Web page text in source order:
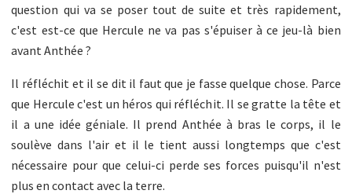
question qui va se poser tout de suite et très rapidement,
c'est est-ce que Hercule ne va pas s'épuiser à ce jeu-là bien
avant Anthée ?
Il réfléchit et il se dit il faut que je fasse quelque chose. Parce
que Hercule c'est un héros qui réfléchit. Il se gratte la tête et
il a une idée géniale. Il prend Anthée à bras le corps, il le
soulève dans l'air et il le tient aussi longtemps que c'est
nécessaire pour que celui-ci perde ses forces puisqu'il n'est
plus en contact avec la terre.